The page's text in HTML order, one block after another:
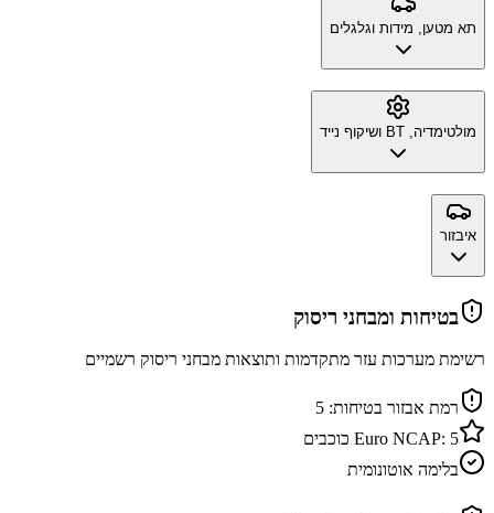
תא מטען, מידות וגלגלים
מולטימדיה, BT ושיקוף נייד
איבזור
בטיחות ומבחני ריסוק
רשימת מערכות עזר מתקדמות ותוצאות מבחני ריסוק רשמיים
רמת אבזור בטיחות: 5
Euro NCAP: 5
כוכבים
בלימה אוטונומית